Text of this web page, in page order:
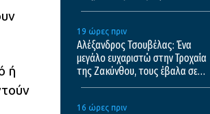
ή
19 ώρες πριν
Αλέξανδρος Τσουβέλας: Ένα
μεγάλο ευχαριστώ στην Τροχαία
της Ζακύνθου, τους έβαλα σε
16 ώρες πριν